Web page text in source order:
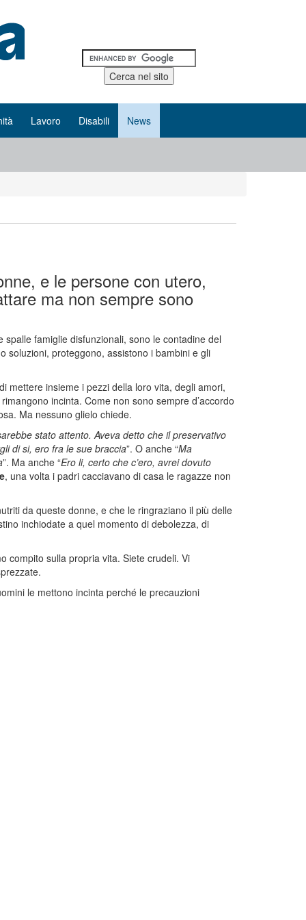
Lavoro Disabili News
e le persone con utero,
ma non sempre sono
famiglie disfunzionali, sono le contadine del
soluzioni, proteggono, assistono i bambini e gli
mettere insieme i pezzi della loro vita, degli amori,
incinta. Come non sono sempre d’accordo
Ma nessuno glielo chiede.
stato attento. Aveva detto che il preservativo
di si, ero fra le sue braccia”. O anche “Ma
”. Ma anche “Ero li, certo che c’ero, avrei dovuto
, una volta i padri cacciavano di casa le ragazze non
da queste donne, e che le ringraziano il più delle
inchiodate a quel momento di debolezza, di
compito sulla propria vita. Siete crudeli. Vi
le mettono incinta perché le precauzioni